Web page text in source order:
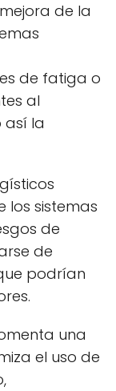
de la
de fatiga o
al
así la
los sistemas
de
de
podrían
una
el uso de